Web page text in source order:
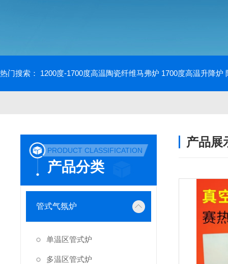
热门搜索： 1200度-1700度高温陶瓷纤维马弗炉 1700度高温升降炉
PRODUCT CLASSIFICATION
产品分类
管式气氛炉
单温区管式炉
多温区管式炉
产品展